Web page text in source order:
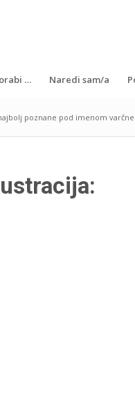
… Naredi sam/a
poznane pod imenom